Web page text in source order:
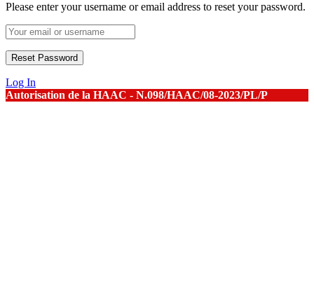
Please enter your username or email address to reset your password.
Log In
Autorisation de la HAAC - N.098/HAAC/08-2023/PL/P